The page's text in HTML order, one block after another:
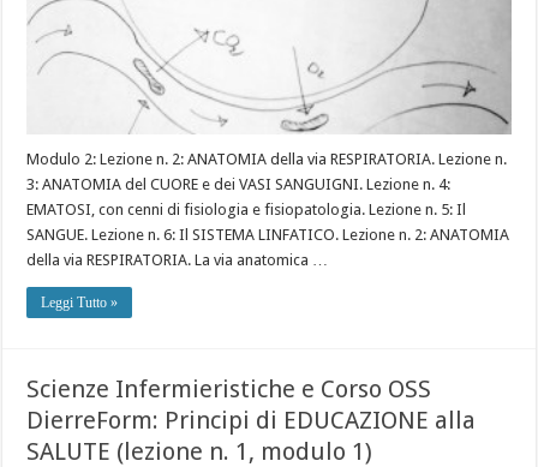
Modulo 2: Lezione n. 2: ANATOMIA della via RESPIRATORIA. Lezione n.
3: ANATOMIA del CUORE e dei VASI SANGUIGNI. Lezione n. 4:
EMATOSI, con cenni di fisiologia e fisiopatologia. Lezione n. 5: Il
SANGUE. Lezione n. 6: Il SISTEMA LINFATICO. Lezione n. 2: ANATOMIA
della via RESPIRATORIA. La via anatomica …
Leggi Tutto »
Scienze Infermieristiche e Corso OSS
DierreForm: Principi di EDUCAZIONE alla
SALUTE (lezione n. 1, modulo 1)